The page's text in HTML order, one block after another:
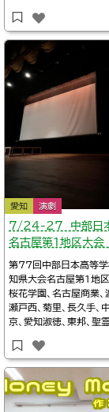
日、１０日県央・南盛
イムテーブル、上演作
文化センター＠岩手県
un_center一関文化セン
県）/イベントカレンダー
愛知 演劇
7/24-27 中部日本
名古屋第1地区大会
第77回中部日本高等
知県大会名古屋第1地区
桜花学園、名古屋商業、
瀬戸西、菊里、長久手、
京、愛知淑徳、東邦、聖
4日～27日会場：愛知
化小劇場詳細愛知の高
会※タイムテーブル、
r/愛知高校演劇部
連Twitter/名古屋第1